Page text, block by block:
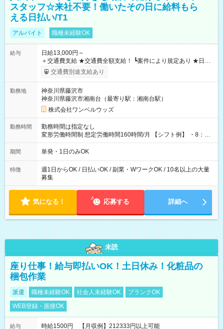
スタッフ☆来社不要！働いたその日に給料もら
える日払い/T1
アルバイト 職種未経験OK
給与
日給13,000円～
＋交通費支給 ★交通費全額支給！ ┗案件により規定あり ★日払
いOK！（規定あり） ┗働いたその日に現金GET♪ お仕事後はコ
ンビニATMから 日払い分を引き落とせます！ 【試用期間】試
交通費別途支給あり
勤務地
神奈川県藤沢市
神奈川県藤沢市湘南台（最寄り駅：湘南台駅）
株式会社ワンベルウッズ
勤務時間
勤務時間は指定なし
変形労働時間制 想定労働時間160時間/月 【シフト例】 ・8：00
～21：00
期間 単発・1日のみOK
特徴
週1日からOK / 日払いOK / 副業・WワークOK / 10名以上の大量
募集
気になる！ 応募する 詳細へ
未読
座り仕事！給与即払いOK！土日休み！化粧品の
梱包作業
派遣 職種未経験OK 社会人未経験OK
ブランクOK
WEB登録・面接OK
給与
時給1500円 【月収例】212333円以上可能